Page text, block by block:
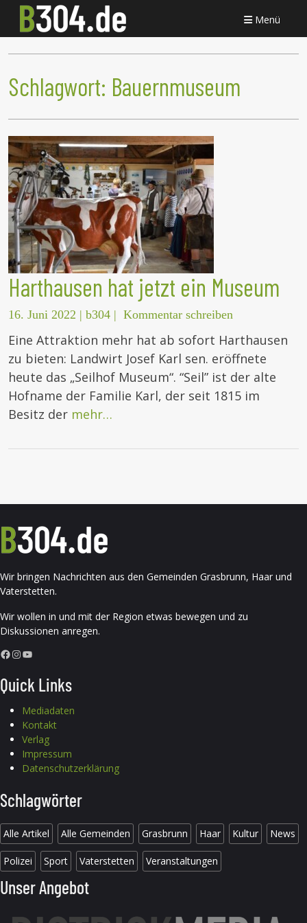
Menü
Schlagwort: Bauernmuseum
Harthausen hat jetzt ein Museum
16. Juni 2022 | b304 | Kommentar schreiben
Eine Attraktion mehr hat ab sofort Harthausen
zu bieten: Landwirt Josef Karl sen. eröffnete
heute das „Seilhof Museum“. “Seil” ist der alte
Hofname der Familie Karl, der seit 1815 im
Besitz der mehr…
Wir bringen Nachrichten aus den Gemeinden Grasbrunn, Haar und
Vaterstetten.
Wir wollen in und mit der Region etwas bewegen und zu
Diskussionen anregen.
Facebook InstagramYouTube
Quick Links
Mediadaten
Kontakt
Verlag
Impressum
Datenschutzerklärung
Schlagwörter
Alle Artikel Alle Gemeinden Grasbrunn Haar Kultur News
Polizei Sport Vaterstetten Veranstaltungen
Unser Angebot